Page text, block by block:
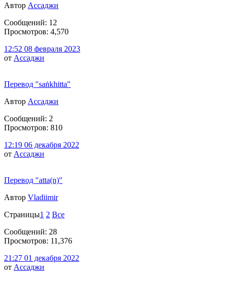
Автор Ассаджи
Сообщений: 12
Просмотров: 4,570
12:52 08 февраля 2023
от Ассаджи
Перевод "saṅkhitta"
Автор Ассаджи
Сообщений: 2
Просмотров: 810
12:19 06 декабря 2022
от Ассаджи
Перевод "atta(n)"
Автор Vladiimir
Страницы1 2 Все
Сообщений: 28
Просмотров: 11,376
21:27 01 декабря 2022
от Ассаджи